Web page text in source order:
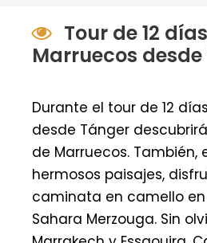
Tour de 12
Marruecos
Durante el tour de 12
desde Tánger
de Marruecos. También,
hermosos paisajes,
caminata en camello
Sahara Merzouga. Sin